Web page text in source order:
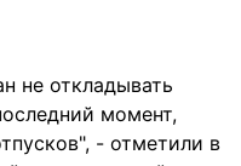
не откладывать
момент,
- отметили в